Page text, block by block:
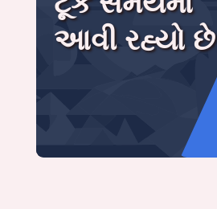
આવી રહ્યો છે